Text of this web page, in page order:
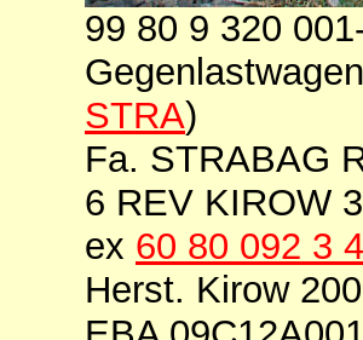
99 80 9 320
STRA)
Fa. STRABAG
6 REV KIROW
ex 60 80 092 3
Herst. Kirow